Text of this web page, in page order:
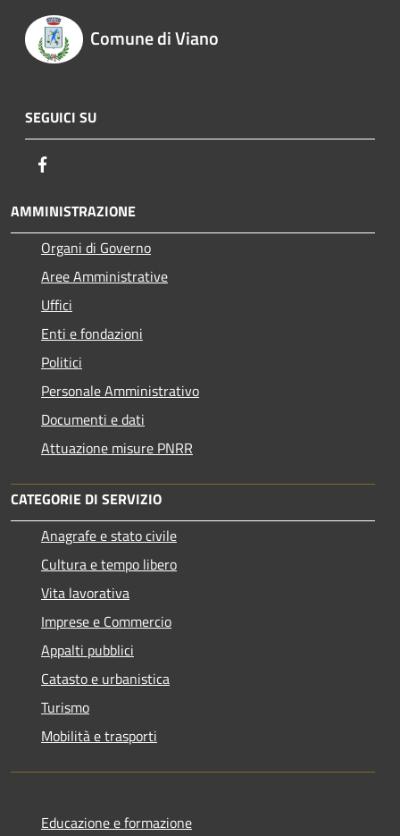
Comune di Viano
SEGUICI SU
AMMINISTRAZIONE
Organi di Governo
Aree Amministrative
Uffici
Enti e fondazioni
Politici
Personale Amministrativo
Documenti e dati
Attuazione misure PNRR
CATEGORIE DI SERVIZIO
Anagrafe e stato civile
Cultura e tempo libero
Vita lavorativa
Imprese e Commercio
Appalti pubblici
Catasto e urbanistica
Turismo
Mobilità e trasporti
Educazione e formazione